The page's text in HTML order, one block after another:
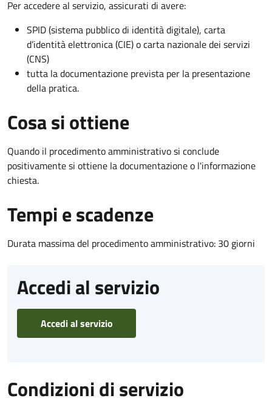
Per accedere al servizio, assicurati di avere:
SPID (sistema pubblico di identità digitale), carta
d’identità elettronica (CIE) o carta nazionale dei servizi
(CNS)
tutta la documentazione prevista per la presentazione
della pratica.
Cosa si ottiene
Quando il procedimento amministrativo si conclude
positivamente si ottiene la documentazione o l'informazione
chiesta.
Tempi e scadenze
Durata massima del procedimento amministrativo: 30 giorni
Accedi al servizio
Accedi al servizio
Condizioni di servizio